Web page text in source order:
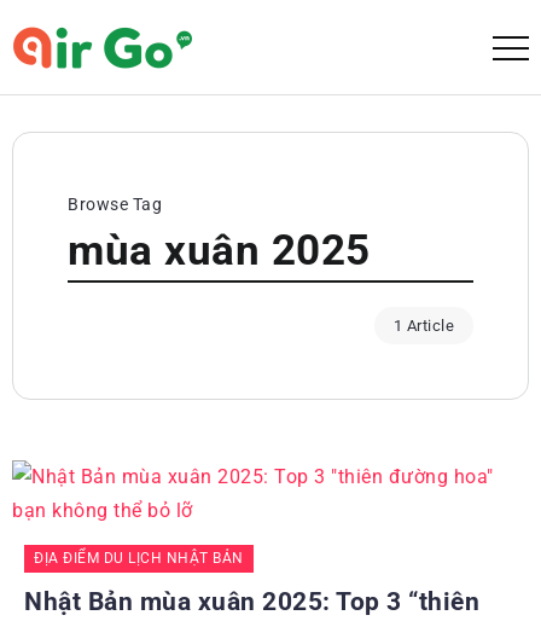
Browse Tag
mùa xuân 2025
1 Article
ĐỊA ĐIỂM DU LỊCH NHẬT BẢN
Nhật Bản mùa xuân 2025: Top 3 “thiên